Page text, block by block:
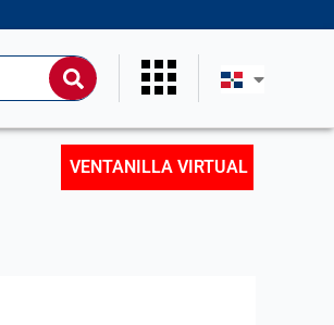
VENTANILLA VIRTUAL